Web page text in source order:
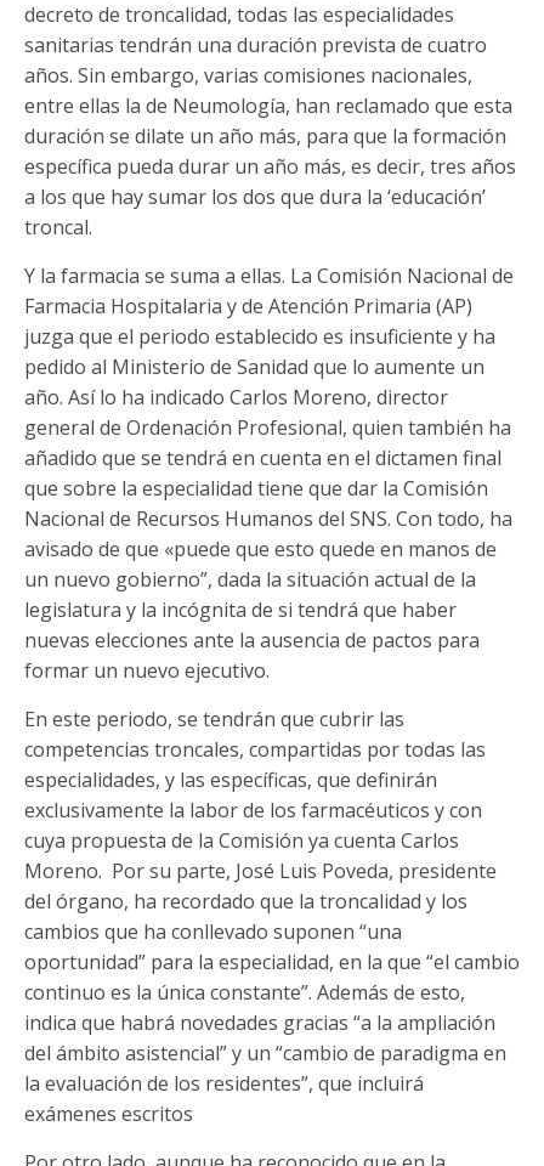
decreto de troncalidad, todas las especialidades
sanitarias tendrán una duración prevista de cuatro
años. Sin embargo, varias comisiones nacionales,
entre ellas la de Neumología, han reclamado que esta
duración se dilate un año más, para que la formación
específica pueda durar un año más, es decir, tres años
a los que hay sumar los dos que dura la ‘educación’
troncal.
Y la farmacia se suma a ellas. La Comisión Nacional de
Farmacia Hospitalaria y de Atención Primaria (AP)
juzga que el periodo establecido es insuficiente y ha
pedido al Ministerio de Sanidad que lo aumente un
año. Así lo ha indicado Carlos Moreno, director
general de Ordenación Profesional, quien también ha
añadido que se tendrá en cuenta en el dictamen final
que sobre la especialidad tiene que dar la Comisión
Nacional de Recursos Humanos del SNS. Con todo, ha
avisado de que «puede que esto quede en manos de
un nuevo gobierno”, dada la situación actual de la
legislatura y la incógnita de si tendrá que haber
nuevas elecciones ante la ausencia de pactos para
formar un nuevo ejecutivo.
En este periodo, se tendrán que cubrir las
competencias troncales, compartidas por todas las
especialidades, y las específicas, que definirán
exclusivamente la labor de los farmacéuticos y con
cuya propuesta de la Comisión ya cuenta Carlos
Moreno. Por su parte, José Luis Poveda, presidente
del órgano, ha recordado que la troncalidad y los
cambios que ha conllevado suponen “una
oportunidad” para la especialidad, en la que “el cambio
continuo es la única constante”. Además de esto,
indica que habrá novedades gracias “a la ampliación
del ámbito asistencial” y un “cambio de paradigma en
la evaluación de los residentes”, que incluirá
exámenes escritos